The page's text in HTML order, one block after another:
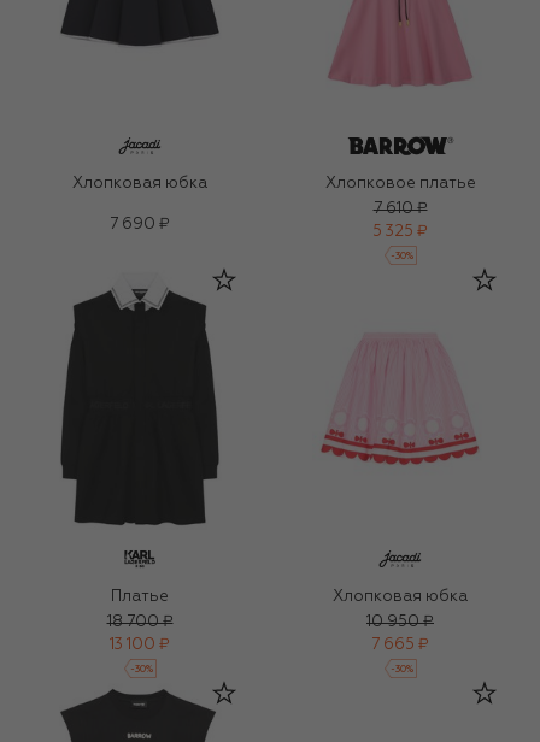
Хлопковая юбка
7 690 ₽
Хлопковое платье
7 610 ₽
5 325 ₽
-30%
Платье
18 700 ₽
13 100 ₽
-30%
Хлопковая юбка
10 950 ₽
7 665 ₽
-30%